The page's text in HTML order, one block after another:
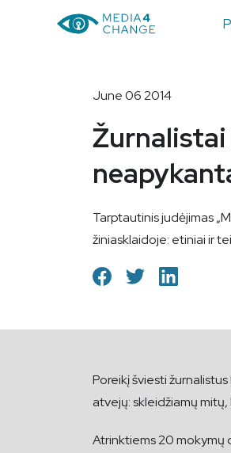
June 06 2014
Žurnalistai
Tarptautinis judėjimas
žiniasklaidoje: etiniai ir
Poreikį šviesti
atvejų: skleidžiamų
Atrinktiems 20 mokymų